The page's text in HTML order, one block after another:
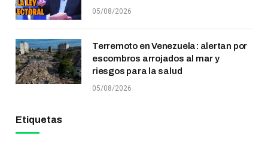
05/08/2026
Terremoto en Venezuela: alertan por
escombros arrojados al mar y
riesgos para la salud
05/08/2026
Etiquetas